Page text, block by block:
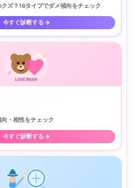
ズ？16タイプでダメ傾向をチェック
今すぐ診断する →
LOVE BEAR
・相性をチェック
今すぐ診断する →